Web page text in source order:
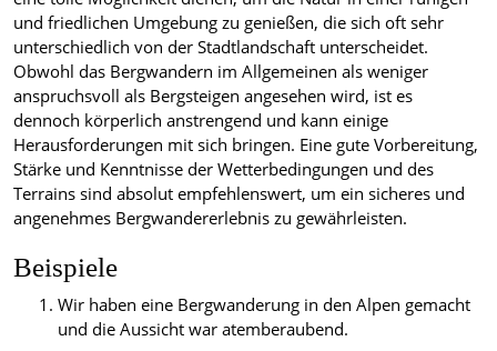
und friedlichen Umgebung zu genießen, die sich oft sehr
unterschiedlich von der Stadtlandschaft unterscheidet.
Obwohl das Bergwandern im Allgemeinen als weniger
anspruchsvoll als Bergsteigen angesehen wird, ist es
dennoch körperlich anstrengend und kann einige
Herausforderungen mit sich bringen. Eine gute Vorbereitung,
Stärke und Kenntnisse der Wetterbedingungen und des
Terrains sind absolut empfehlenswert, um ein sicheres und
angenehmes Bergwandererlebnis zu gewährleisten.
Beispiele
Wir haben eine Bergwanderung in den Alpen gemacht
und die Aussicht war atemberaubend.